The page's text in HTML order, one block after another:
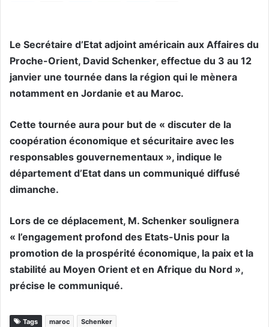
Le Secrétaire d’Etat adjoint américain aux Affaires du
Proche-Orient, David Schenker, effectue du 3 au 12
janvier une tournée dans la région qui le mènera
notamment en Jordanie et au Maroc.
Cette tournée aura pour but de « discuter de la
coopération économique et sécuritaire avec les
responsables gouvernementaux », indique le
département d’Etat dans un communiqué diffusé
dimanche.
Lors de ce déplacement, M. Schenker soulignera
« l’engagement profond des Etats-Unis pour la
promotion de la prospérité économique, la paix et la
stabilité au Moyen Orient et en Afrique du Nord »,
précise le communiqué.
Tags maroc Schenker